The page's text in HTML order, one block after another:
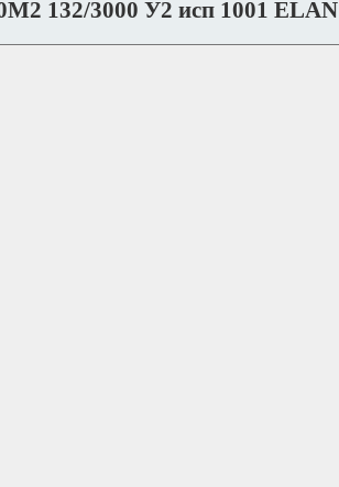
132/3000 У2 исп 1001 ELAN